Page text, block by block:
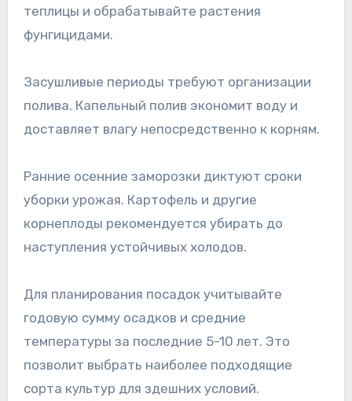
теплицы и обрабатывайте растения
фунгицидами.
Засушливые периоды требуют организации
полива. Капельный полив экономит воду и
доставляет влагу непосредственно к корням.
Ранние осенние заморозки диктуют сроки
уборки урожая. Картофель и другие
корнеплоды рекомендуется убирать до
наступления устойчивых холодов.
Для планирования посадок учитывайте
годовую сумму осадков и средние
температуры за последние 5-10 лет. Это
позволит выбрать наиболее подходящие
сорта культур для здешних условий.